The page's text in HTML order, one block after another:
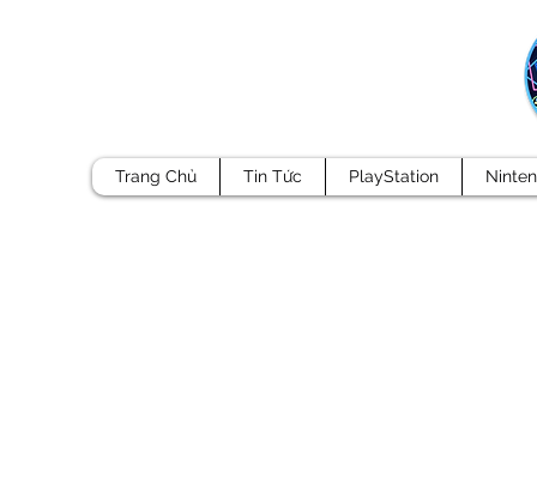
Trang Chủ Tin Tức PlayStation